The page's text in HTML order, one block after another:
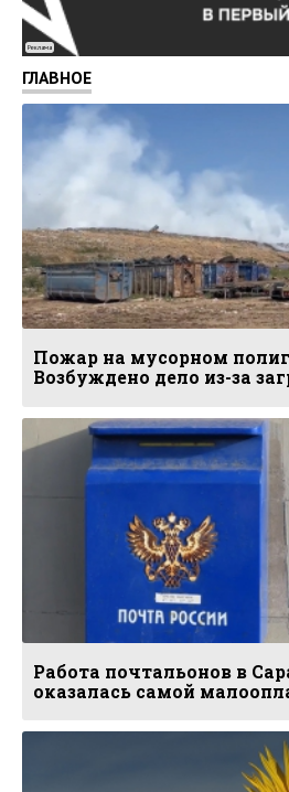
Реклама
ГЛАВНОЕ
Пожар на мусорном
Возбуждено дело из-за
Работа почтальонов в
оказалась самой